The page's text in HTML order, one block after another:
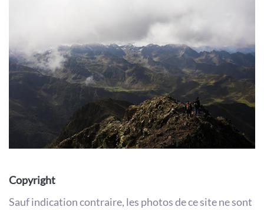
Copyright
Sauf indication contraire, les photos de ce site ne sont